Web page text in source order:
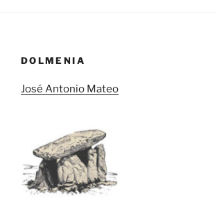
DOLMENIA
José Antonio Mateo